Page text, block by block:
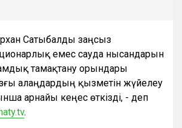
Сатыбалды заңсыз
емес сауда нысандарын
тамақтану орындары
алаңдардың қызметін жүйелеу
арнайы кеңес өткізді, - деп
.